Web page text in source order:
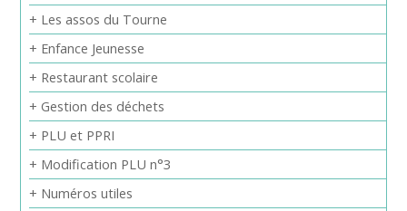
+ Les assos du Tourne
+ Enfance Jeunesse
+ Restaurant scolaire
+ Gestion des déchets
+ PLU et PPRI
+ Modification PLU n°3
+ Numéros utiles